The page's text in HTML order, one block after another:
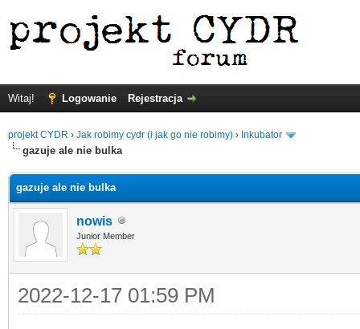
Witaj! Logowanie Rejestracja
projekt CYDR › Jak robimy cydr (i jak go nie robimy) › Inkubator
gazuje ale nie bulka
gazuje ale nie bulka
nowis
Junior Member
2022-12-17 01:59 PM